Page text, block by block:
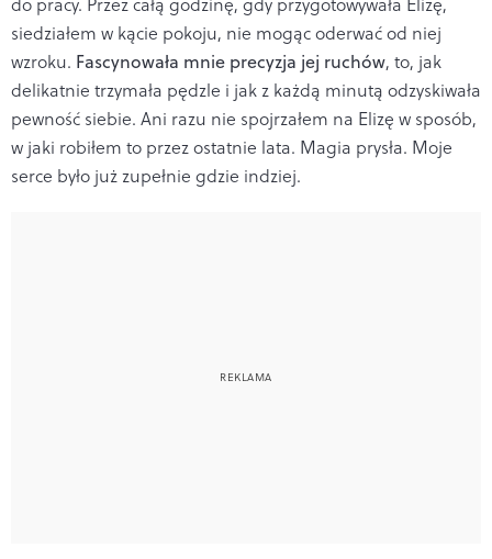
siedziałem w kącie pokoju, nie mogąc oderwać od niej
wzroku. Fascynowała mnie precyzja jej ruchów, to, jak
delikatnie trzymała pędzle i jak z każdą minutą odzyskiwała
pewność siebie. Ani razu nie spojrzałem na Elizę w sposób,
w jaki robiłem to przez ostatnie lata. Magia prysła. Moje
serce było już zupełnie gdzie indziej.